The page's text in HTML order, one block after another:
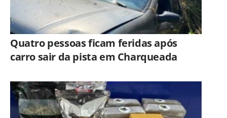
Quatro pessoas ficam feridas após
carro sair da pista em Charqueada